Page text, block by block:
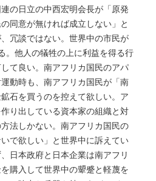
の日立の中西宏明会長が「原発
同意が無ければ成立しない」と
冗談ではない。世界中の市民が
。他人の犠牲の上に利益を得る行
て良い。南アフリカ国民のアパ
動時も、南アフリカ国民が「南
石を買うのを控えて欲しい。ア
り出している資本家の組織と対
法しかない。南アフリカ国民の
で欲しい」と世界中に訴えてい
日本政府と日本企業は南アフリ
購入して世界中の顰蹙と軽蔑を